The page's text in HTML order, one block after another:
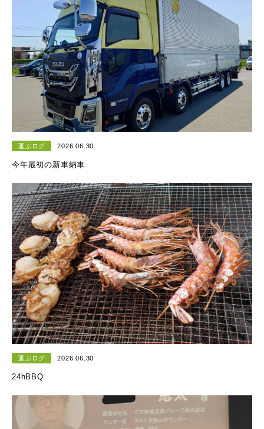
運ぶログ 2026.06.30
今年最初の新車納車
運ぶログ 2026.06.30
24hBBQ